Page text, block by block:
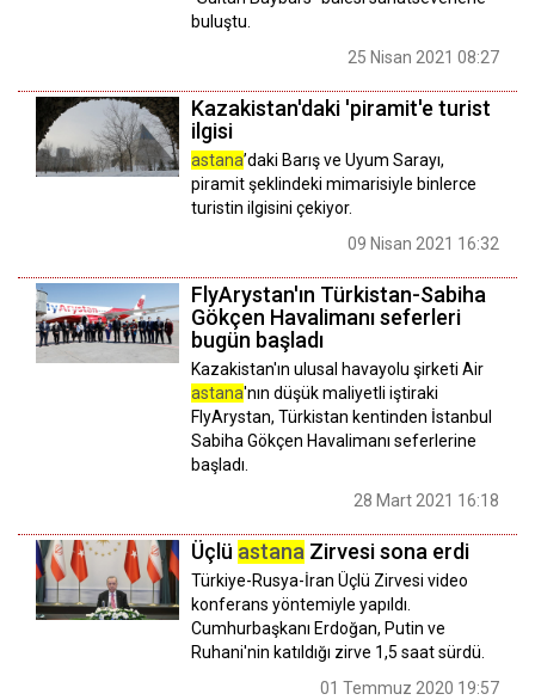
buluştu.
25 Nisan 2021 08:27
Kazakistan'daki 'piramit'e turist
ilgisi
astana’daki Barış ve Uyum Sarayı,
piramit şeklindeki mimarisiyle binlerce
turistin ilgisini çekiyor.
09 Nisan 2021 16:32
FlyArystan'ın Türkistan-Sabiha
Gökçen Havalimanı seferleri
bugün başladı
Kazakistan'ın ulusal havayolu şirketi Air
astana'nın düşük maliyetli iştiraki
FlyArystan, Türkistan kentinden İstanbul
Sabiha Gökçen Havalimanı seferlerine
başladı.
28 Mart 2021 16:18
Üçlü astana Zirvesi sona erdi
Türkiye-Rusya-İran Üçlü Zirvesi video
konferans yöntemiyle yapıldı.
Cumhurbaşkanı Erdoğan, Putin ve
Ruhani'nin katıldığı zirve 1,5 saat sürdü.
01 Temmuz 2020 19:57